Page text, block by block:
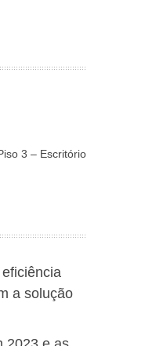
3 – Escritório
a solução